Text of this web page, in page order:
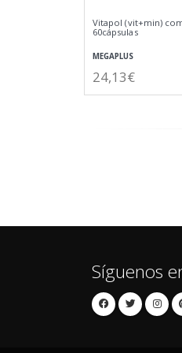
Vitapol (vit+min)
60cápsulas
MEGAPLUS
24,13€
Síguenos